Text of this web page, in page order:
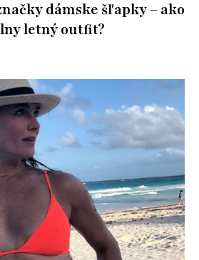
dámske šľapky – ako
letný outfit?